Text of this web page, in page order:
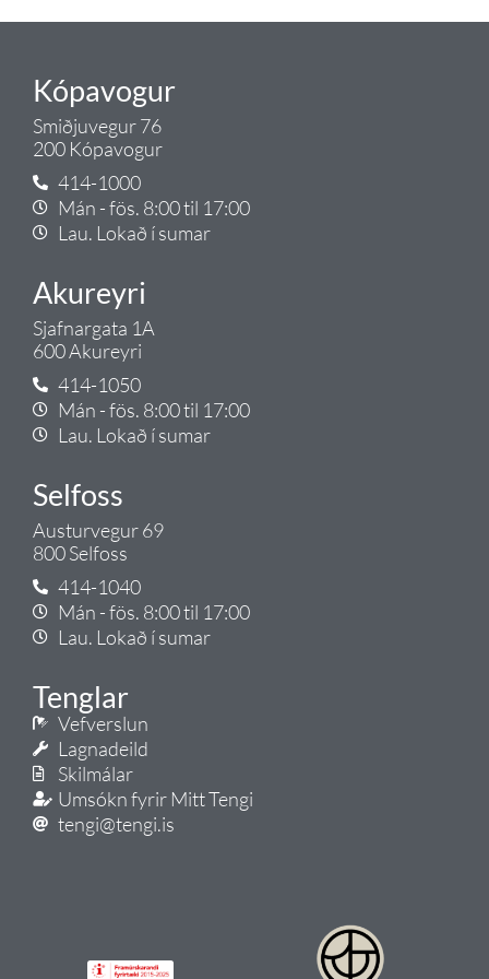
Kópavogur
Smiðjuvegur 76
200 Kópavogur
414-1000
Mán - fös. 8:00 til 17:00
Lau. Lokað í sumar
Akureyri
Sjafnargata 1A
600 Akureyri
414-1050
Mán - fös. 8:00 til 17:00
Lau. Lokað í sumar
Selfoss
Austurvegur 69
800 Selfoss
414-1040
Mán - fös. 8:00 til 17:00
Lau. Lokað í sumar
Tenglar
Vefverslun
Lagnadeild
Skilmálar
Umsókn fyrir Mitt Tengi
tengi@tengi.is